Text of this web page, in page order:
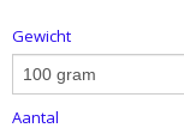
Gewicht
Aantal